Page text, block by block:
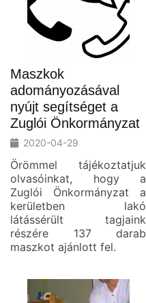
Maszkok
adományozásával
nyújt segítséget a
Zuglói Önkormányzat
2020-04-29
Örömmel tájékoztatjuk
olvasóinkat, hogy a
Zuglói Önkormányzat a
kerületben lakó
látássérült tagjaink
részére 137 darab
maszkot ajánlott fel.